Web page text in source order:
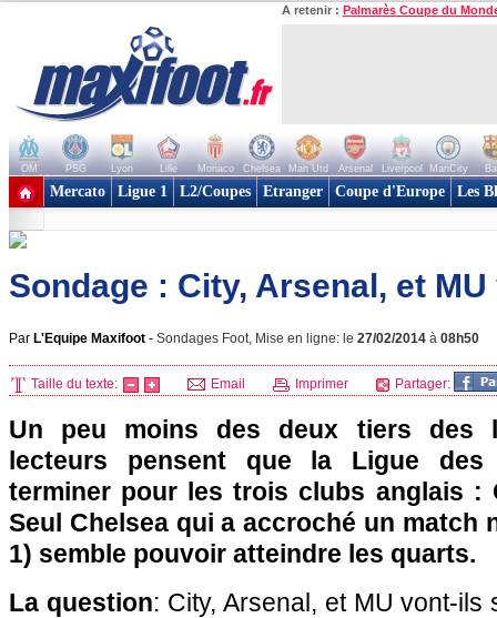
A retenir : Palmarès Coupe du
OM PSG Lyon Lille Monaco Chelsea Man Utd Arsenal Liverpool ManCity
+ de clubs
Mercato Ligue 1 L2/Coupes Etranger Coupe d'Europe Les
Sondage : City, Arsenal, et
Par L'Equipe Maxifoot - Sondages Foot, Mise en ligne: le 27/02/2014 à 08h50
Taille du texte: Email Imprimer Partager:
Un peu moins des deux tiers des
lecteurs pensent que la Ligue des
terminer pour les trois clubs anglais :
Seul Chelsea qui a accroché un match
1) semble pouvoir atteindre les quarts.
La question: City, Arsenal, et MU vont-